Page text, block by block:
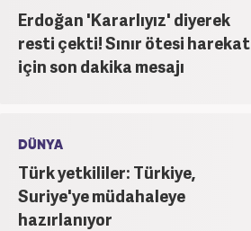
Erdoğan 'Kararlıyız' diyerek
resti çekti! Sınır ötesi harekat
için son dakika mesajı
DÜNYA
Türk yetkililer: Türkiye,
Suriye'ye müdahaleye
hazırlanıyor